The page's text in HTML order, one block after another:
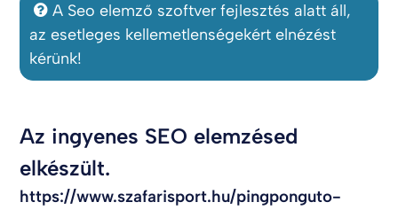
A Seo elemző szoftver fejlesztés alatt áll,
az esetleges kellemetlenségekért elnézést
kérünk!
Az ingyenes SEO elemzésed
elkészült.
https://www.szafarisport.hu/pingponguto-